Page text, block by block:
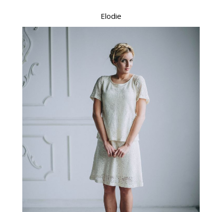
Elodie